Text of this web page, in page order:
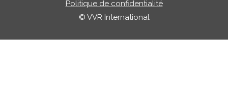
Politique de confidentialité
© VVR International